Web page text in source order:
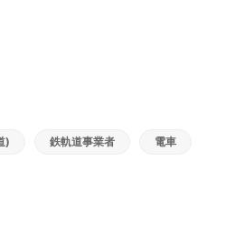
) 鉄軌道事業者 電車